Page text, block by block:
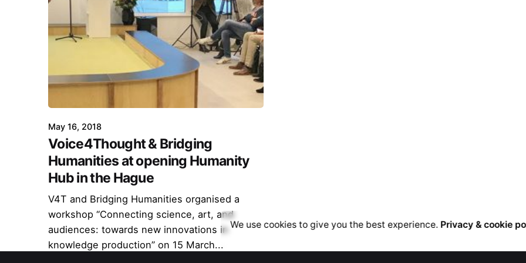
May 16, 2018
Voice4Thought & Bridging
Humanities at opening Humanity
Hub in the Hague
V4T and Bridging Humanities organised a
workshop “Connecting science, art, and
audiences: towards new innovations in
knowledge production” on 15 March...
We use cookies to give you the best experience. Privacy & cookie